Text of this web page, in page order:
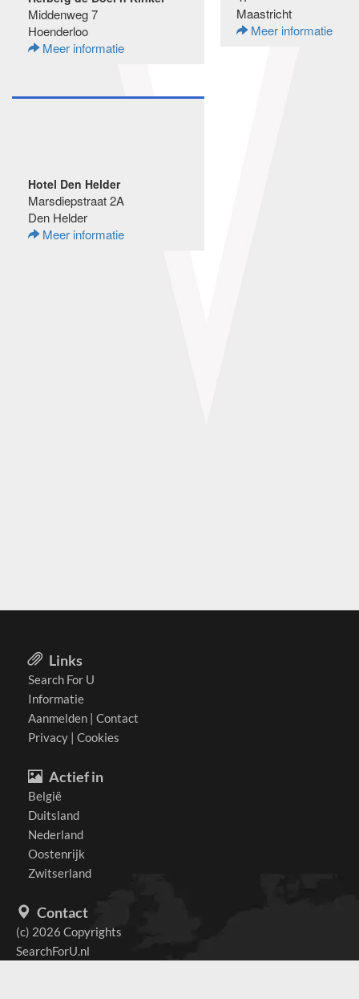
Middenweg 7
Hoenderloo
Meer informatie
Maastricht
Meer informatie
Hotel Den Helder
Marsdiepstraat 2A
Den Helder
Meer informatie
Links
Search For U
Informatie
Aanmelden | Contact
Privacy | Cookies
Actief in
België
Duitsland
Nederland
Oostenrijk
Zwitserland
Contact
(c) 2026 Copyrights
SearchForU.nl